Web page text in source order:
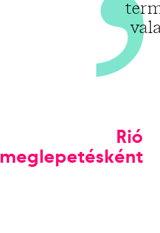
Rió
meglepetésként